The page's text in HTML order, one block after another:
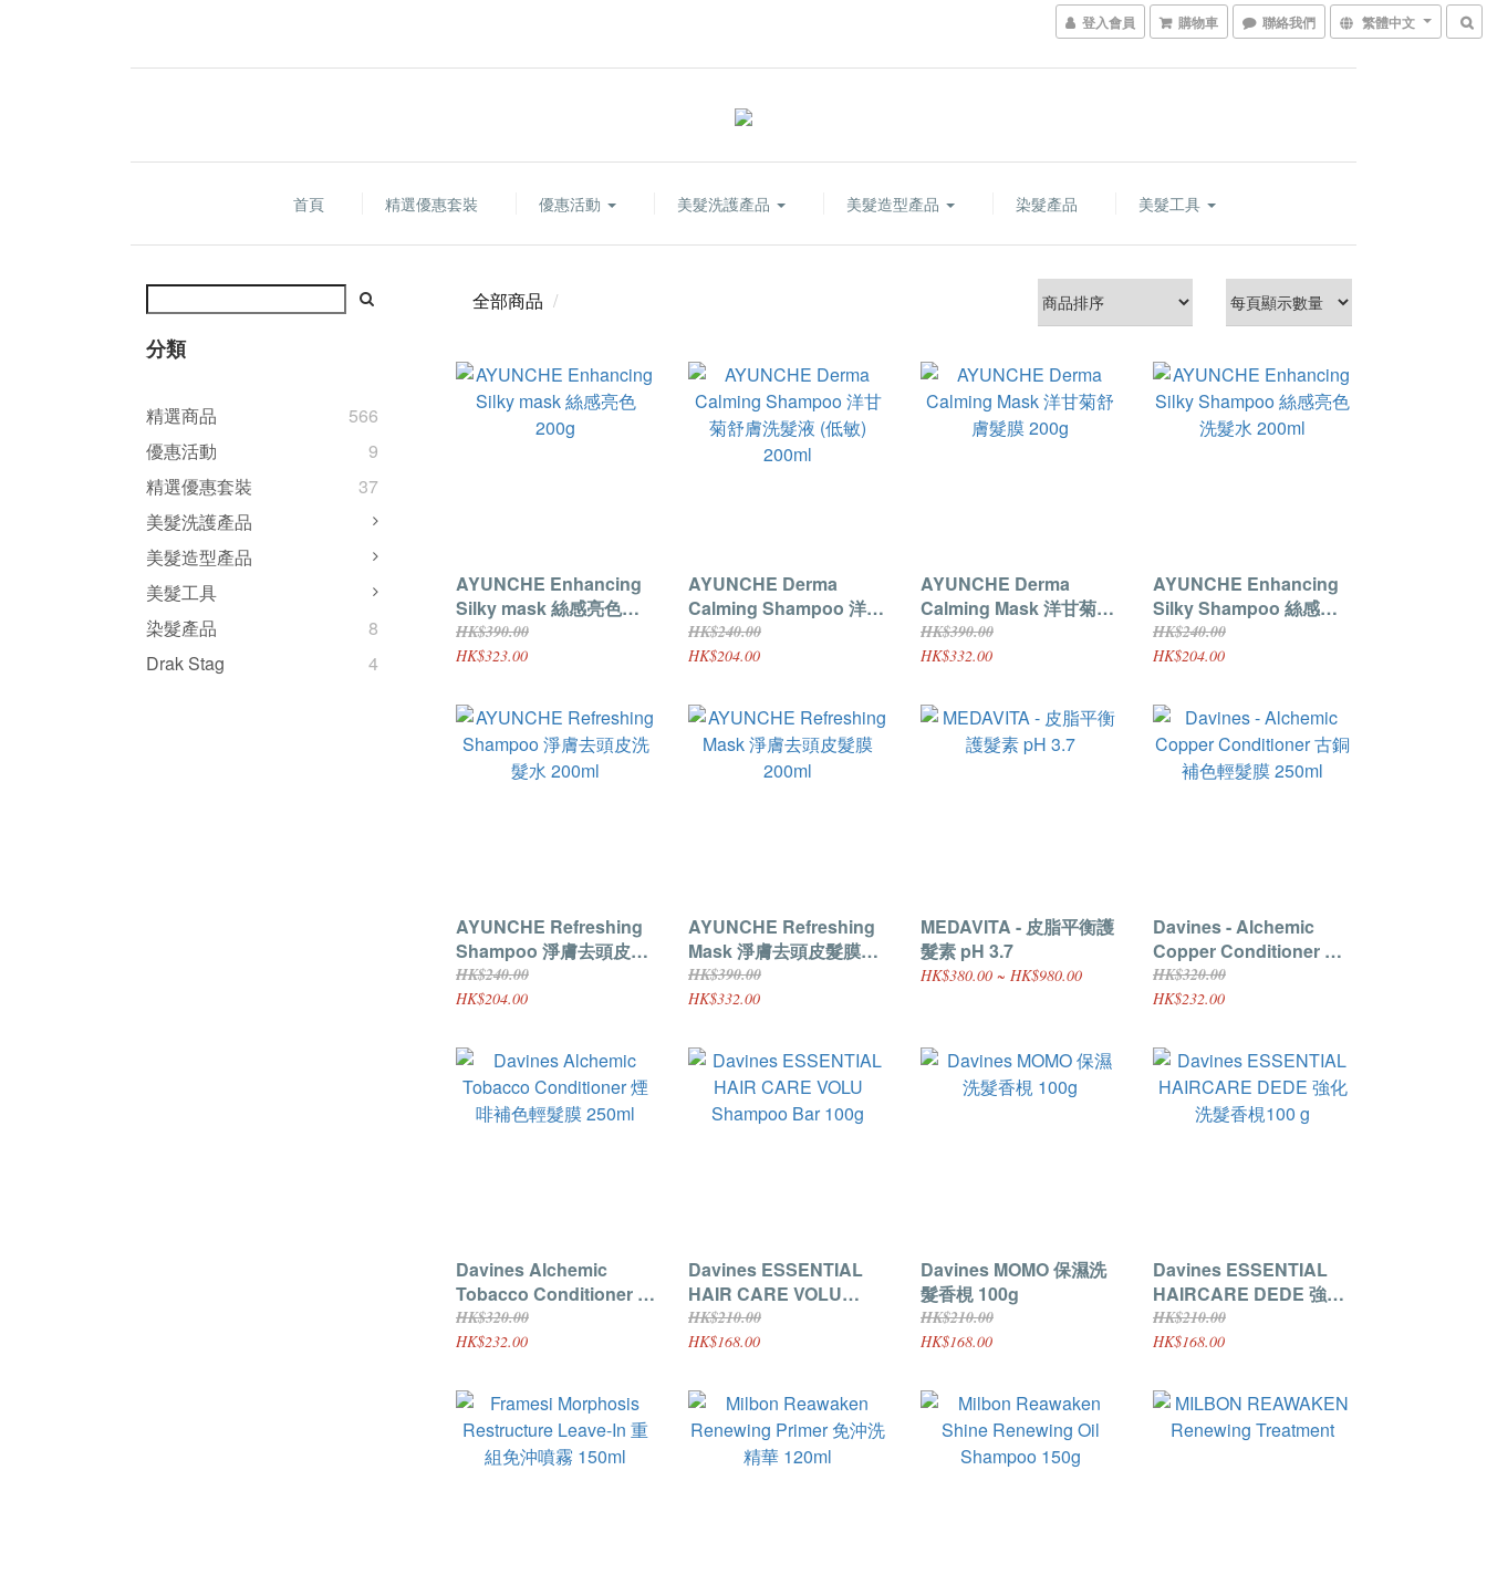
登入會員 購物車 聯絡我們 繁體中文
首頁 精選優惠套裝 優惠活動 美髮洗護產品 美髮造型產品 染髮產品 美髮工具
分類
精選商品
566
優惠活動
9
精選優惠套裝
37
美髮洗護產品
美髮造型產品
美髮工具
染髮產品
8
Drak Stag
4
全部商品
AYUNCHE Enhancing
Silky mask 絲感亮色
200g
HK$390.00
HK$323.00
AYUNCHE Derma
Calming Shampoo 洋甘
菊舒膚洗髮液 (低敏)
200ml
HK$240.00
HK$204.00
AYUNCHE Derma
Calming Mask 洋甘菊舒
膚髮膜 200g
HK$390.00
HK$332.00
AYUNCHE Enhancing
Silky Shampoo 絲感亮
色洗髮水 200ml
HK$240.00
HK$204.00
AYUNCHE Refreshing
Shampoo 淨膚去頭皮洗
髮水 200ml
HK$240.00
HK$204.00
AYUNCHE Refreshing
Mask 淨膚去頭皮髮膜
200ml
HK$390.00
HK$332.00
MEDAVITA - 皮脂平衡護
髮素 pH 3.7
HK$380.00 ~ HK$980.00
Davines - Alchemic
Copper Conditioner 古
銅補色輕髮膜 250ml
HK$320.00
HK$232.00
Davines Alchemic
Tobacco Conditioner 煙
啡補色輕髮膜 250ml
HK$320.00
HK$232.00
Davines ESSENTIAL
HAIR CARE VOLU
Shampoo Bar 100g
HK$210.00
HK$168.00
Davines MOMO 保濕洗
髮香梘 100g
HK$210.00
HK$168.00
Davines ESSENTIAL
HAIRCARE DEDE 強化
洗髮香梘100 g
HK$210.00
HK$168.00